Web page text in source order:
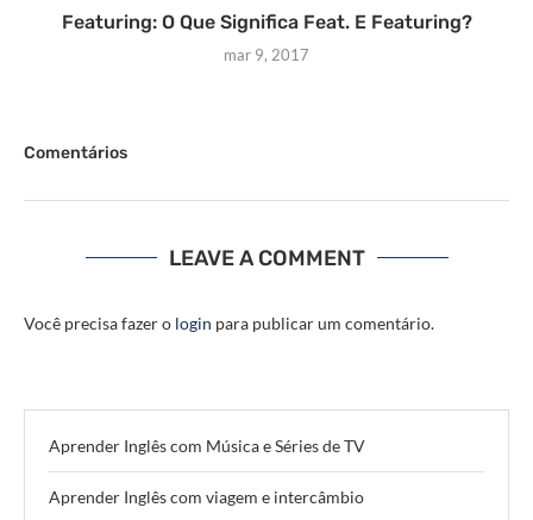
Featuring: O Que Significa Feat. E Featuring?
mar 9, 2017
Comentários
LEAVE A COMMENT
Você precisa fazer o login para publicar um comentário.
Aprender Inglês com Música e Séries de TV
Aprender Inglês com viagem e intercâmbio